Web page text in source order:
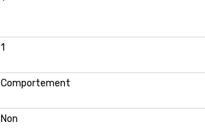
‎1
‎Comportement
‎Non